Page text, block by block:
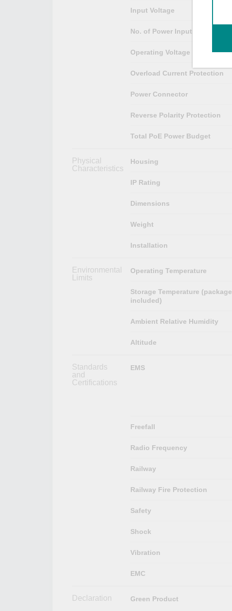
Input Voltage
No. of Power Inputs
Operating Voltage
Overload Current Protection
Power Connector
Reverse Polarity Protection
Total PoE Power Budget
Physical
Characteristics
Housing
IP Rating
Dimensions
Weight
Installation
Environmental
Limits
Operating Temperature
Storage Temperature (package
included)
Ambient Relative Humidity
Altitude
Standards
and
Certifications
EMS
Freefall
Radio Frequency
Railway
Railway Fire Protection
Safety
Shock
Vibration
EMC
Declaration Green Product